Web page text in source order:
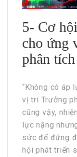
5- Cơ
cho ứng
phân
“Không có áp
vị trí Trưởng
cũng vậy,
lực nặng
sức để đứng
hội phát triển